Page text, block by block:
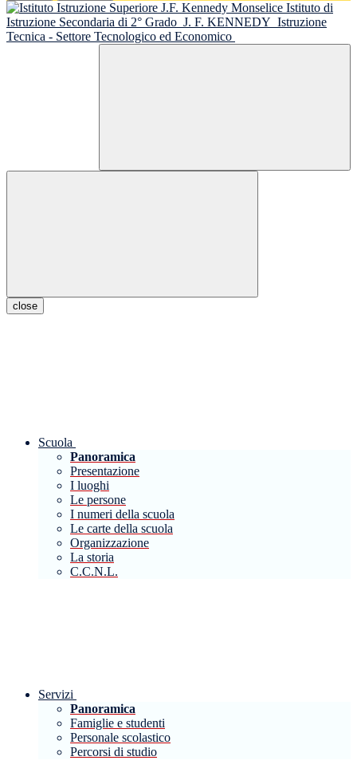
Istituto di
Istruzione Secondaria di 2° Grado J. F. KENNEDY Istruzione
Tecnica - Settore Tecnologico ed Economico
close
Scuola
Panoramica
Presentazione
I luoghi
Le persone
I numeri della scuola
Le carte della scuola
Organizzazione
La storia
C.C.N.L.
Servizi
Panoramica
Famiglie e studenti
Personale scolastico
Percorsi di studio